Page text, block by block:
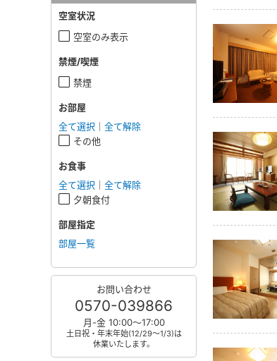
空室状況
空室のみ表示
禁煙/喫煙
禁煙
お部屋
全て選択
全て解除
その他
お食事
全て選択
全て解除
夕朝食付
部屋指定
部屋一覧
お問い合わせ
0570-039866
月-金 10:00～17:00
土日祝・年末年始(12/29～1/3)は
休業いたします。